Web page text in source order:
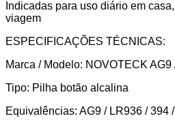
Indicadas para uso diário em
viagem
ESPECIFICAÇÕES TÉCNICAS:
Marca / Modelo: NOVOTECK AG9
Tipo: Pilha botão alcalina
Equivalências: AG9 / LR936 / 394